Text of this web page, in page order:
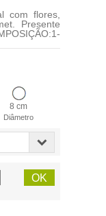
com flores,
Presente
8 cm
Diâmetro